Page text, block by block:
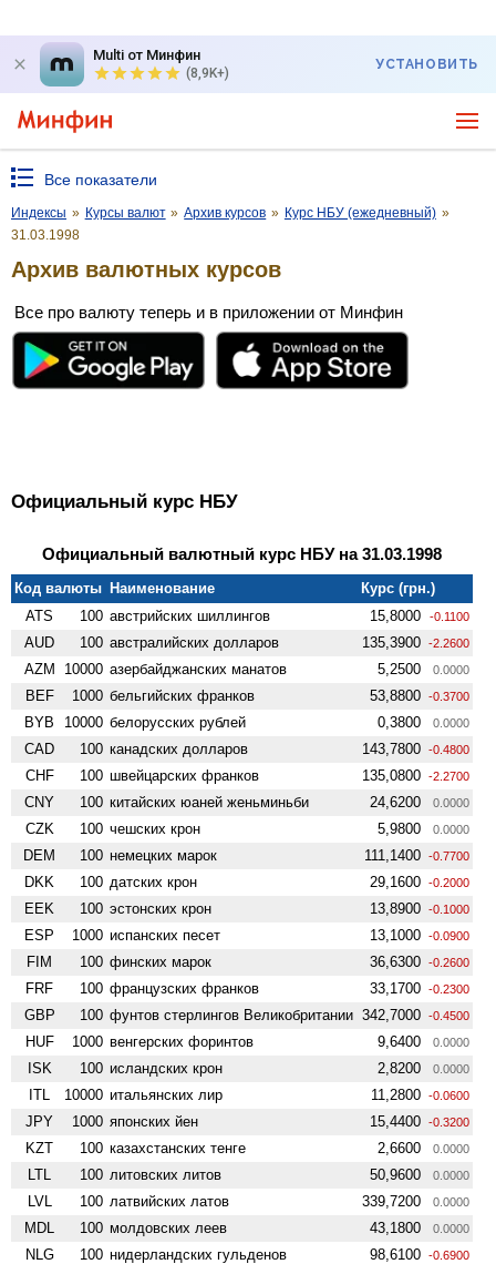
Multi от Минфин
(8,9K+)
УСТАНОВИТЬ
Все показатели
Индексы » Курсы валют » Архив курсов » Курс НБУ (ежедневный) »
31.03.1998
Архив валютных курсов
Все про валюту теперь и в приложении от Минфин
Официальный курс НБУ
Официальный валютный курс НБУ на 31.03.1998
Код валюты Наименование
Курс (грн.)
ATS
100 австрийских шиллингов 15,8000 -0.1100
AUD 100 австралийских долларов 135,3900 -2.2600
AZM 10000 азербайджанских манатов 5,2500 0.0000
BEF 1000 бельгийских франков 53,8800 -0.3700
BYB 10000 белорусских рублей 0,3800 0.0000
CAD 100 канадских долларов 143,7800 -0.4800
CHF 100 швейцарских франков 135,0800 -2.2700
CNY 100 китайских юаней женьминьби 24,6200 0.0000
CZK 100 чешских крон 5,9800 0.0000
DEM 100 немецких марок 111,1400 -0.7700
DKK 100 датских крон 29,1600 -0.2000
EEK 100 эстонских крон 13,8900 -0.1000
ESP 1000 испанских песет 13,1000 -0.0900
FIM 100 финских марок 36,6300 -0.2600
FRF 100 французских франков 33,1700 -0.2300
GBP 100 фунтов стерлингов Велико­британии 342,7000 -0.4500
HUF 1000 венгерских форинтов 9,6400 0.0000
ISK 100 исландских крон 2,8200 0.0000
ITL 10000 итальянских лир 11,2800 -0.0600
JPY 1000 японских йен 15,4400 -0.3200
KZT 100 казахстанских тенге 2,6600 0.0000
LTL 100 литовских литов 50,9600 0.0000
LVL 100 латвийских латов 339,7200 0.0000
MDL 100 молдовских леев 43,1800 0.0000
NLG 100 нидерландских гульденов 98,6100 -0.6900